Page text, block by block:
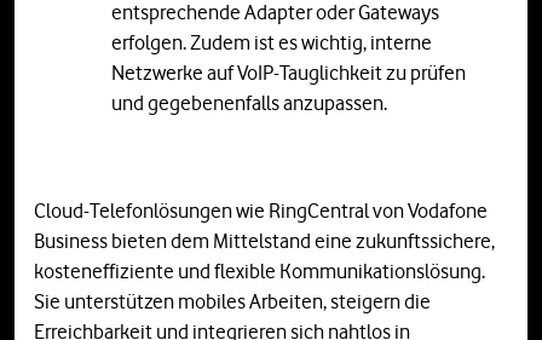
entsprechende Adapter oder Gateways
erfolgen. Zudem ist es wichtig, interne
Netzwerke auf VoIP-Tauglichkeit zu prüfen
und gegebenenfalls anzupassen.
Cloud-Telefonlösungen wie RingCentral von Vodafone
Business bieten dem Mittelstand eine zukunftssichere,
kosteneffiziente und flexible Kommunikationslösung.
Sie unterstützen mobiles Arbeiten, steigern die
Erreichbarkeit und integrieren sich nahtlos in